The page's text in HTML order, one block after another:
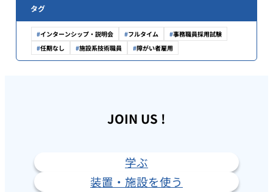
タグ
インターンシップ・説明会 フルタイム
事務職員採用試験
任期なし
施設系技術職員 障がい者雇用
JOIN US !
学ぶ
装置・施設を使う